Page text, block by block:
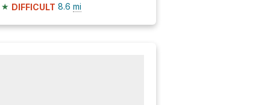
★ DIFFICULT 8.6 mi